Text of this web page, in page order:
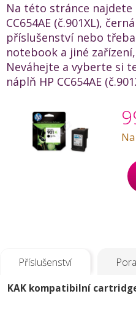
Na této stránce
CC654AE (č.901XL),
příslušenství nebo
notebook a jiné
Neváhejte a vyberte si
náplň HP CC654AE
Příslušenství
KAK kompatibilní